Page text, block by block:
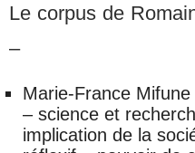
Le corpus de
–
Marie-France
– science et
implication de la